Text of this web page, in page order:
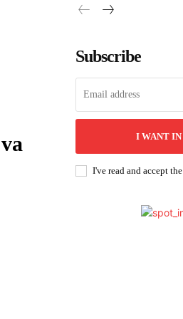
Subscribe
I WANT IN
I've read and accept the